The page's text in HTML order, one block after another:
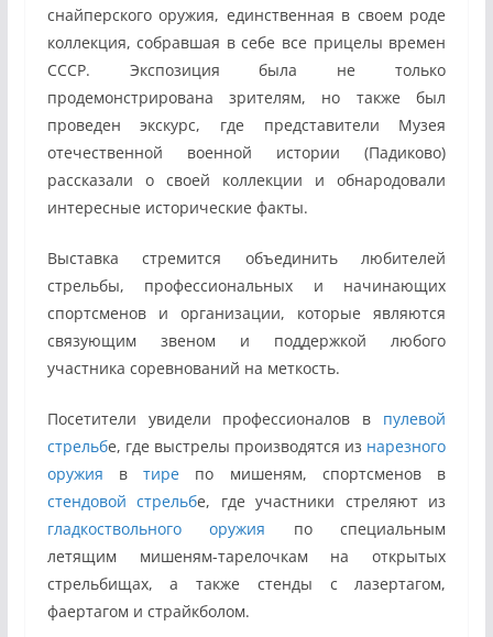
снайперского оружия, единственная в своем роде
коллекция, собравшая в себе все прицелы времен
СССР. Экспозиция была не только
продемонстрирована зрителям, но также был
проведен экскурс, где представители Музея
отечественной военной истории (Падиково)
рассказали о своей коллекции и обнародовали
интересные исторические факты.
Выставка стремится объединить любителей
стрельбы, профессиональных и начинающих
спортсменов и организации, которые являются
связующим звеном и поддержкой любого
участника соревнований на меткость.
Посетители увидели профессионалов в пулевой
стрельбе, где выстрелы производятся из нарезного
оружия втире по мишеням, спортсменов в
стендовой стрельбе, где участники стреляют из
гладкоствольного оружия по специальным
летящим мишеням-тарелочкам на открытых
стрельбищах, а также стенды с лазертагом,
фаертагом и страйкболом.